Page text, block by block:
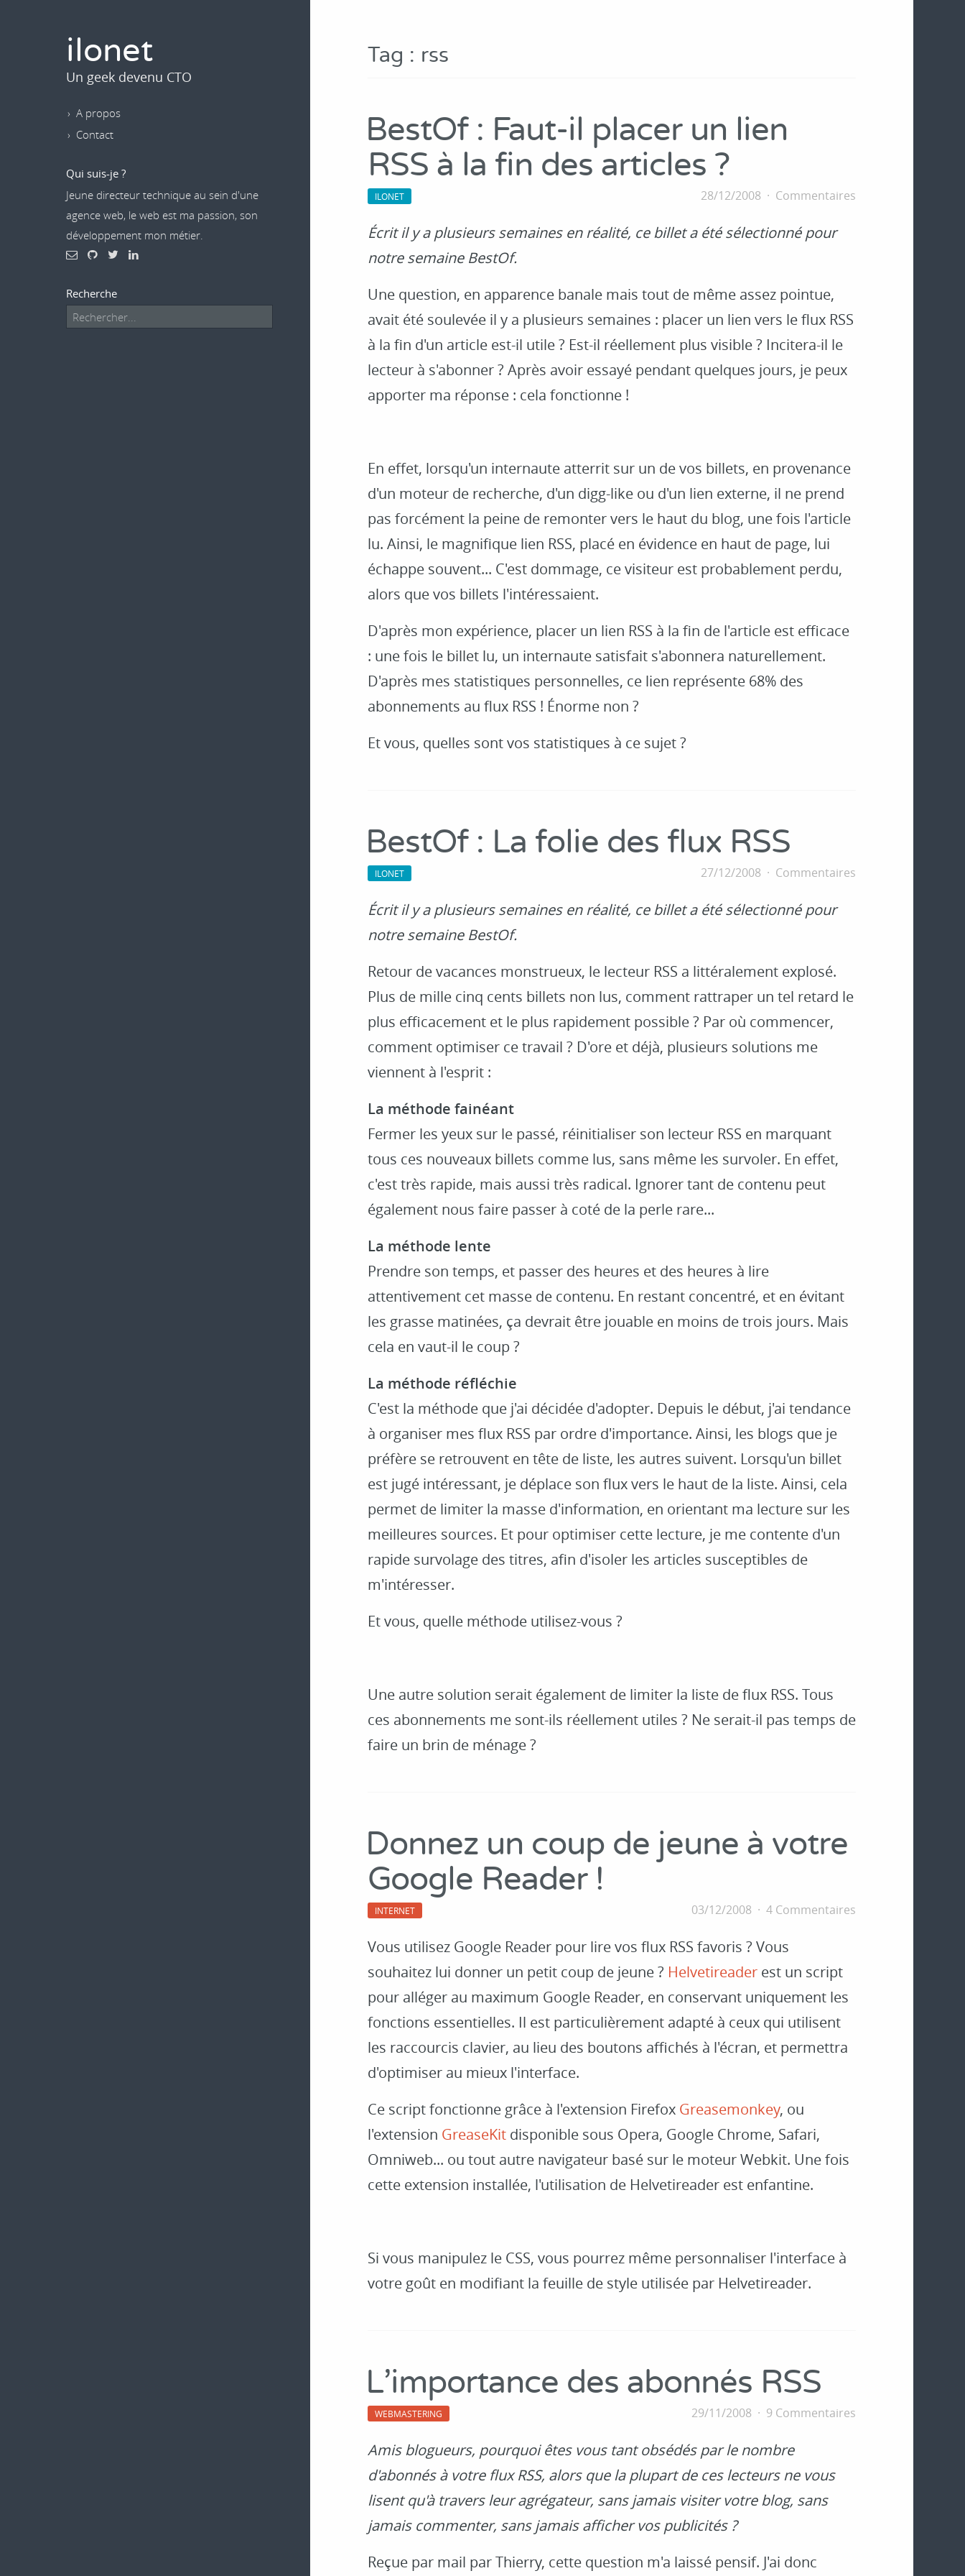
Tag : rss
BestOf : Faut-il placer un lien
RSS à la fin des articles ?
ILONET 28/12/2008 Commentaires
Écrit il y a plusieurs semaines en réalité, ce billet a été sélectionné pour
notre semaine BestOf.
Une question, en apparence banale mais tout de même assez pointue,
avait été soulevée il y a plusieurs semaines : placer un lien vers le flux RSS
à la fin d'un article est-il utile ? Est-il réellement plus visible ? Incitera-il le
lecteur à s'abonner ? Après avoir essayé pendant quelques jours, je peux
apporter ma réponse : cela fonctionne !
En effet, lorsqu'un internaute atterrit sur un de vos billets, en provenance
d'un moteur de recherche, d'un digg-like ou d'un lien externe, il ne prend
pas forcément la peine de remonter vers le haut du blog, une fois l'article
lu. Ainsi, le magnifique lien RSS, placé en évidence en haut de page, lui
échappe souvent... C'est dommage, ce visiteur est probablement perdu,
alors que vos billets l'intéressaient.
D'après mon expérience, placer un lien RSS à la fin de l'article est efficace
: une fois le billet lu, un internaute satisfait s'abonnera naturellement.
D'après mes statistiques personnelles, ce lien représente 68% des
abonnements au flux RSS ! Énorme non ?
Et vous, quelles sont vos statistiques à ce sujet ?
BestOf : La folie des flux RSS
ILONET 27/12/2008 Commentaires
Écrit il y a plusieurs semaines en réalité, ce billet a été sélectionné pour
notre semaine BestOf.
Retour de vacances monstrueux, le lecteur RSS a littéralement explosé.
Plus de mille cinq cents billets non lus, comment rattraper un tel retard le
plus efficacement et le plus rapidement possible ? Par où commencer,
comment optimiser ce travail ? D'ore et déjà, plusieurs solutions me
viennent à l'esprit :
La méthode fainéant
Fermer les yeux sur le passé, réinitialiser son lecteur RSS en marquant
tous ces nouveaux billets comme lus, sans même les survoler. En effet,
c'est très rapide, mais aussi très radical. Ignorer tant de contenu peut
également nous faire passer à coté de la perle rare...
La méthode lente
Prendre son temps, et passer des heures et des heures à lire
attentivement cet masse de contenu. En restant concentré, et en évitant
les grasse matinées, ça devrait être jouable en moins de trois jours. Mais
cela en vaut-il le coup ?
La méthode réfléchie
C'est la méthode que j'ai décidée d'adopter. Depuis le début, j'ai tendance
à organiser mes flux RSS par ordre d'importance. Ainsi, les blogs que je
préfère se retrouvent en tête de liste, les autres suivent. Lorsqu'un billet
est jugé intéressant, je déplace son flux vers le haut de la liste. Ainsi, cela
permet de limiter la masse d'information, en orientant ma lecture sur les
meilleures sources. Et pour optimiser cette lecture, je me contente d'un
rapide survolage des titres, afin d'isoler les articles susceptibles de
m'intéresser.
Et vous, quelle méthode utilisez-vous ?
Une autre solution serait également de limiter la liste de flux RSS. Tous
ces abonnements me sont-ils réellement utiles ? Ne serait-il pas temps de
faire un brin de ménage ?
Donnez un coup de jeune à votre
Google Reader !
INTERNET 03/12/2008 4 Commentaires
Vous utilisez Google Reader pour lire vos flux RSS favoris ? Vous
souhaitez lui donner un petit coup de jeune ? Helvetireader est un script
pour alléger au maximum Google Reader, en conservant uniquement les
fonctions essentielles. Il est particulièrement adapté à ceux qui utilisent
les raccourcis clavier, au lieu des boutons affichés à l'écran, et permettra
d'optimiser au mieux l'interface.
Ce script fonctionne grâce à l'extension Firefox Greasemonkey, ou
l'extension GreaseKit disponible sous Opera, Google Chrome, Safari,
Omniweb... ou tout autre navigateur basé sur le moteur Webkit. Une fois
cette extension installée, l'utilisation de Helvetireader est enfantine.
Si vous manipulez le CSS, vous pourrez même personnaliser l'interface à
votre goût en modifiant la feuille de style utilisée par Helvetireader.
L'importance des abonnés RSS
WEBMASTERING 29/11/2008 9 Commentaires
Amis blogueurs, pourquoi êtes vous tant obsédés par le nombre
d'abonnés à votre flux RSS, alors que la plupart de ces lecteurs ne vous
lisent qu'à travers leur agrégateur, sans jamais visiter votre blog, sans
jamais commenter, sans jamais afficher vos publicités ?
Reçue par mail par Thierry, cette question m'a laissé pensif. J'ai donc
ilonet
Un geek devenu CTO
A propos
Contact
Qui suis-je ?
Jeune directeur technique au sein d'une
agence web, le web est ma passion, son
développement mon métier.
Recherche